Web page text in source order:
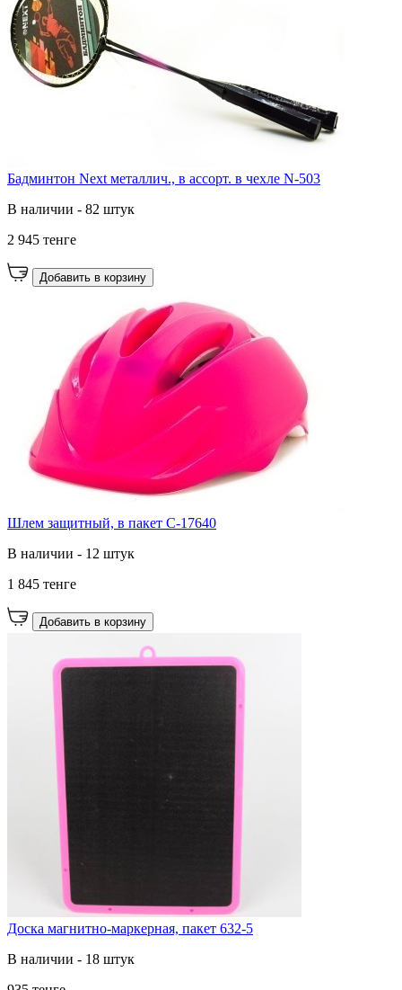
Бадминтон Next металлич., в ассорт. в чехле N-503
В наличии - 82 штук
2 945 тенге
Добавить в корзину
Шлем защитный, в пакет C-17640
В наличии - 12 штук
1 845 тенге
Добавить в корзину
Доска магнитно-маркерная, пакет 632-5
В наличии - 18 штук